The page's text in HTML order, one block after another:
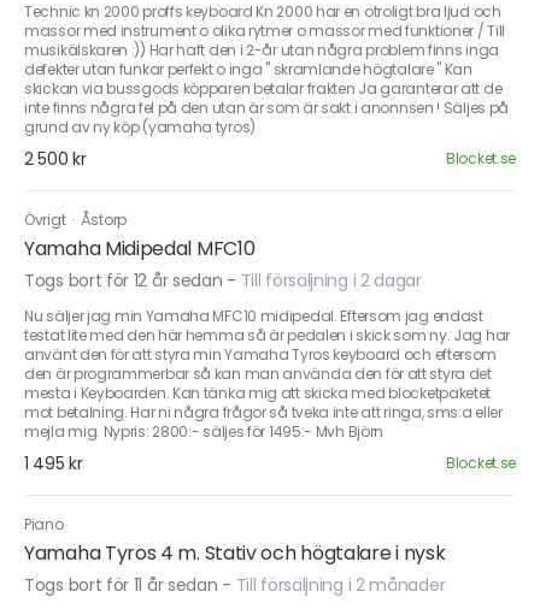
Technic kn 2000 proffs keyboard Kn 2000 har en otroligt bra ljud och
massor med instrument o olika rytmer o massor med funktioner / Till
musikälskaren :)) Har haft den i 2-år utan några problem finns inga
defekter utan funkar perfekt o inga " skramlande högtalare " Kan
skickan via bussgods köpparen betalar frakten Ja garanterar att de
inte finns några fel på den utan är som är sakt i anonnsen ! Säljes på
grund av ny köp (yamaha tyros)
2 500 kr Blocket.se
Övrigt · Åstorp
Yamaha Midipedal MFC10
Togs bort för 12 år sedan - Till försäljning i 2 dagar
Nu säljer jag min Yamaha MFC10 midipedal. Eftersom jag endast
testat lite med den här hemma så är pedalen i skick som ny. Jag har
använt den för att styra min Yamaha Tyros keyboard och eftersom
den är programmerbar så kan man använda den för att styra det
mesta i Keyboarden. Kan tänka mig att skicka med blocketpaketet
mot betalning. Har ni några frågor så tveka inte att ringa, sms:a eller
mejla mig. Nypris: 2800:- säljes för 1495:- Mvh Björn
1 495 kr Blocket.se
Piano
Yamaha Tyros 4 m. Stativ och högtalare i nysk
Togs bort för 11 år sedan - Till försäljning i 2 månader